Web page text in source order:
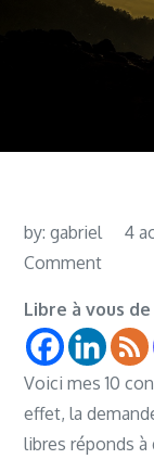
by:gabriel 4
Commenton
pour
avoir
une
Libre à vous
Voici mes 10
effet, la
libres réponds